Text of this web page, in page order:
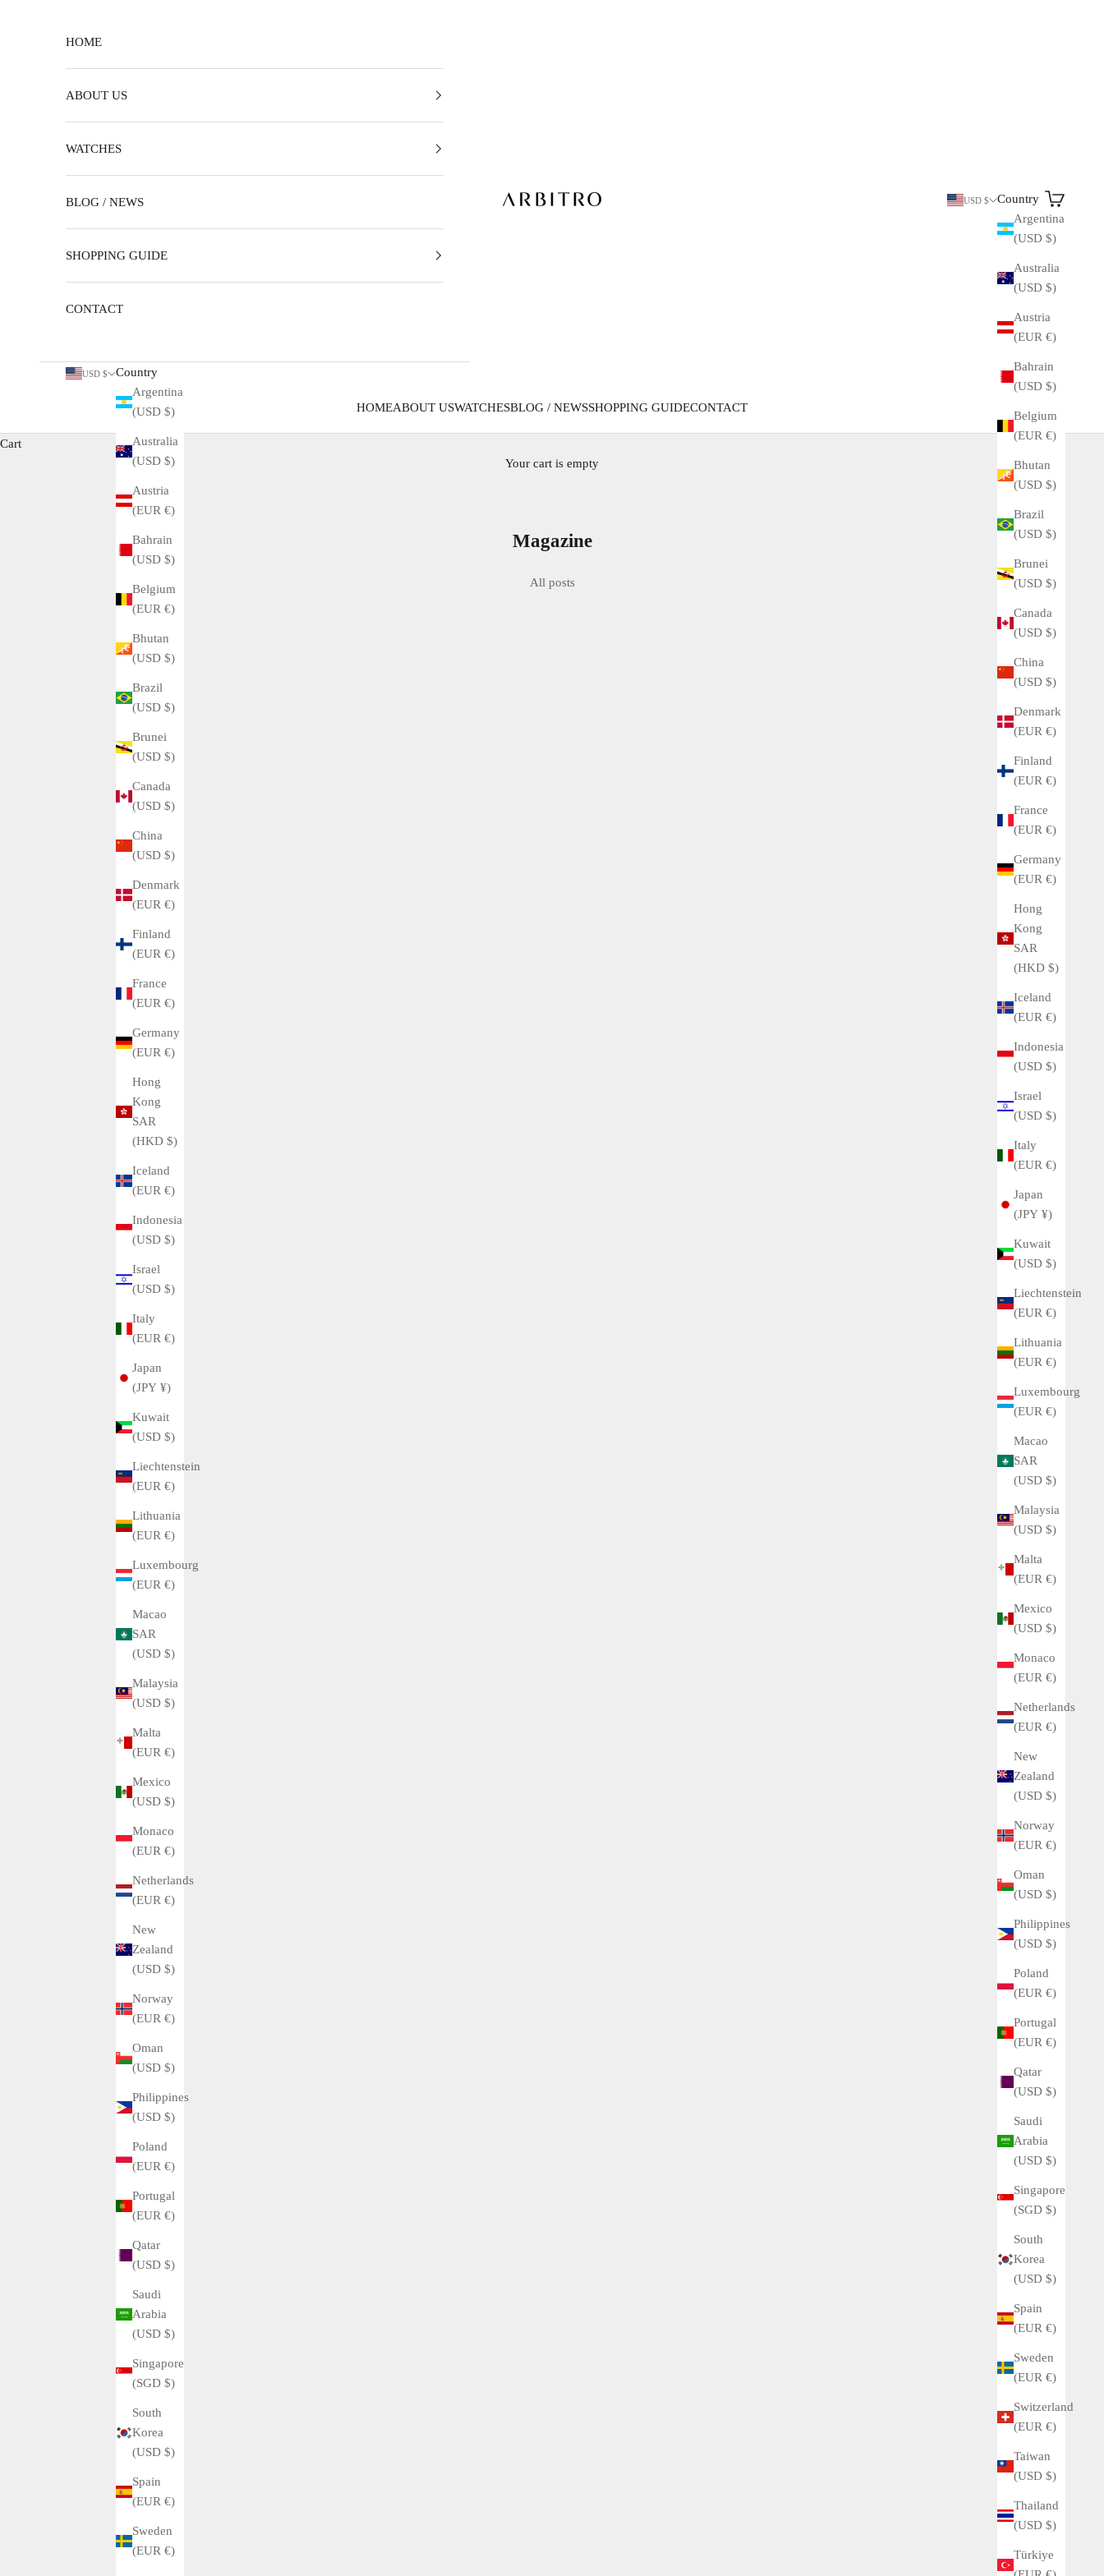
ARBITRO
HOMEABOUT USWATCHESBLOG / NEWSSHOPPING GUIDECONTACT
USD $
Country
Argentina
(USD $)
Australia
(USD $)
Austria
(EUR €)
Bahrain
(USD $)
Belgium
(EUR €)
Bhutan
(USD $)
Brazil
(USD $)
Brunei
(USD $)
Canada
(USD $)
China
(USD $)
Denmark
(EUR €)
Finland
(EUR €)
France
(EUR €)
Germany
(EUR €)
Hong
Kong
SAR
(HKD $)
Iceland
(EUR €)
Indonesia
(USD $)
Israel
(USD $)
Italy
(EUR €)
Japan
(JPY ¥)
Kuwait
(USD $)
Liechtenstein
(EUR €)
Lithuania
(EUR €)
Luxembourg
(EUR €)
Macao
SAR
(USD $)
Malaysia
(USD $)
Malta
(EUR €)
Mexico
(USD $)
Monaco
(EUR €)
Netherlands
(EUR €)
New
Zealand
(USD $)
Norway
(EUR €)
Oman
(USD $)
Philippines
(USD $)
Poland
(EUR €)
Portugal
(EUR €)
Qatar
(USD $)
Saudi
Arabia
(USD $)
Singapore
(SGD $)
South
Korea
(USD $)
Spain
(EUR €)
Sweden
(EUR €)
Switzerland
(EUR €)
Taiwan
(USD $)
Thailand
(USD $)
Türkiye
Search
Cart
HOME
ABOUT US
WATCHES
BLOG / NEWS
SHOPPING GUIDE
CONTACT
USD $
Country
Argentina
(USD $)
Australia
(USD $)
Austria
(EUR €)
Bahrain
(USD $)
Belgium
(EUR €)
Bhutan
(USD $)
Brazil
(USD $)
Brunei
(USD $)
Canada
(USD $)
China
(USD $)
Denmark
(EUR €)
Finland
(EUR €)
France
(EUR €)
Germany
(EUR €)
Hong
Kong
SAR
(HKD $)
Iceland
(EUR €)
Indonesia
(USD $)
Israel
(USD $)
Italy
(EUR €)
Japan
(JPY ¥)
Kuwait
(USD $)
Liechtenstein
(EUR €)
Lithuania
(EUR €)
Luxembourg
(EUR €)
Macao
SAR
(USD $)
Malaysia
(USD $)
Malta
(EUR €)
Mexico
(USD $)
Monaco
(EUR €)
Netherlands
(EUR €)
New
Zealand
(USD $)
Norway
(EUR €)
Oman
(USD $)
Philippines
(USD $)
Poland
(EUR €)
Portugal
(EUR €)
Qatar
(USD $)
Saudi
Arabia
(USD $)
Singapore
(SGD $)
South
Korea
(USD $)
Spain
(EUR €)
Sweden
(EUR €)
Cart
Your cart is empty
Magazine
All posts
READ MORE
Change Cartier Tank to D Buckle
Introducing the much-requested change to the D buckle for
the Cartier Tank. I think the advantage of the D buckle,
THE STORY OF UNIVERSAL GENEVE POLEROUTER
the-sas-polarouter/ "UNIVERSAL GENEVE" is the brand
that created "Pole Router", one of the most important
Our recommended Luxury Sports watch
アルビトロがお薦めするラグジュアリースポーツウォッ
ー 268655 ERG 37mm。 その理由はエバーローズゴール
ドの色味と37mmという絶妙なケースサイズ。 ラグジュ
アリースポーツウォッチという名前の通り、スポーツモ
デルでありながらドレス要素も兼ね備えた時計ですがス
ROLEX OysterQuartz Datejust / Day-Date Guide
か。非常に少ない生産数ながら、その唯一無二のデザイ
ンから評価が高まっています。そんなオイスタークォー
ツのデイトジャストとデイデイトについてまとめまし
Replace Rolex Air-King 5500 Leather Strap with Oyster
ロレックスのムーブメントの歴史を振り返ると、ロレッ